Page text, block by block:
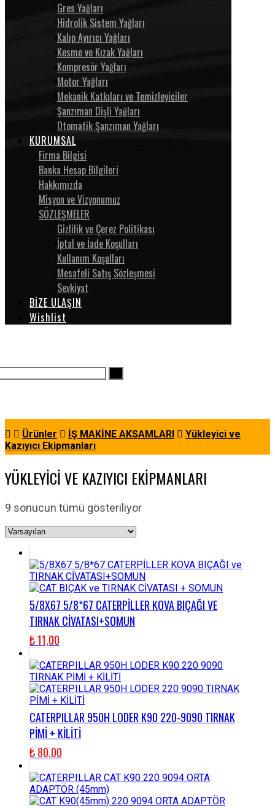
Gres Yağları
Hidrolik Sistem Yağları
Kalıp Ayırıcı Yağları
Kesme ve Kızak Yağları
Kompresör Yağları
Motor Yağları
Mekanik Katkıları ve Temizleyiciler
Şanzıman Dişli Yağları
Otomatik Şanzıman Yağları
KURUMSAL
Firma Bilgisi
Banka Hesap Bilgileri
Hakkımızda
Misyon ve Vizyonumuz
SÖZLEŞMELER
Gizlilik ve Çerez Politikası
İptal ve İade Koşulları
Kullanım Koşulları
Mesafeli Satış Sözleşmesi
Sevkiyat
BİZE ULAŞIN
Wishlist
Ürünler İŞ MAKİNE AKSAMLARI
Yükleyici ve
Kazıyıcı Ekipmanları
YÜKLEYICI VE KAZIYICI EKIPMANLARI
9 sonucun tümü gösteriliyor
5/8X67 5/8*67 CATERPİLLER KOVA BIÇAĞI VE
TIRNAK CİVATASI+SOMUN
₺11,00
CATERPILLAR 950H LODER K90 220-9090 TIRNAK
PİMİ + KİLİTİ
₺80,00